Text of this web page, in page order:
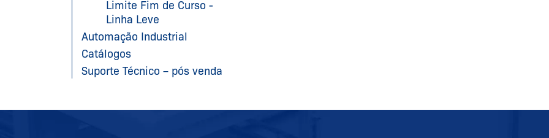
Limite Fim de Curso -
Linha Leve
Automação Industrial
Catálogos
Suporte Técnico – pós venda